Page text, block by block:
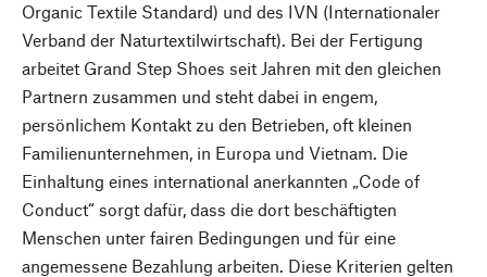
Organic Textile Standard) und des IVN (Internationaler
Verband der Naturtextilwirtschaft). Bei der Fertigung
arbeitet Grand Step Shoes seit Jahren mit den gleichen
Partnern zusammen und steht dabei in engem,
persönlichem Kontakt zu den Betrieben, oft kleinen
Familienunternehmen, in Europa und Vietnam. Die
Einhaltung eines international anerkannten „Code of
Conduct“ sorgt dafür, dass die dort beschäftigten
Menschen unter fairen Bedingungen und für eine
angemessene Bezahlung arbeiten. Diese Kriterien gelten